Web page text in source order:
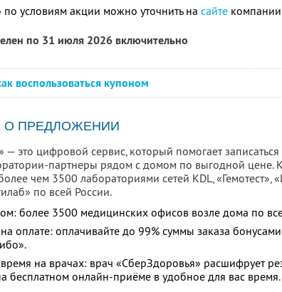
условиям акции можно уточнить на сайте компании
по 31 июля 2026 включительно
воспользоваться купоном
О ПРЕДЛОЖЕНИИ
— это цифровой сервис, который помогает записаться
партнеры рядом с домом по выгодной цене.
чем 3500 лабораториями сетей KDL, «Гемотест»,
по всей России.
более 3500 медицинских офисов возле дома по
оплате: оплачивайте до 99% суммы заказа бонусами
на врачах: врач «СберЗдоровья» расшифрует
бесплатном онлайн-приёме в удобное для вас время.